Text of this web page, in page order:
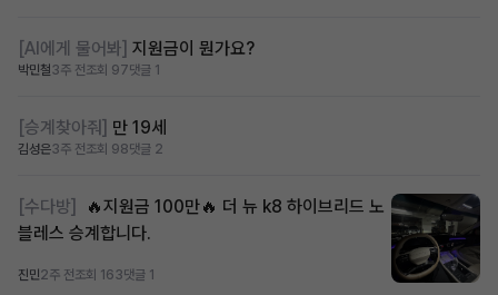
[AI에게 물어봐] 지원금이 뭔가요?
박민철3주 전조회 97댓글 1
[승계찾아줘] 만 19세
김성은3주 전조회 98댓글 2
[수다방]
🔥지원금 100만🔥 더 뉴 k8 하이브리드 노
블레스 승계합니다.
진민2주 전조회 163댓글 1